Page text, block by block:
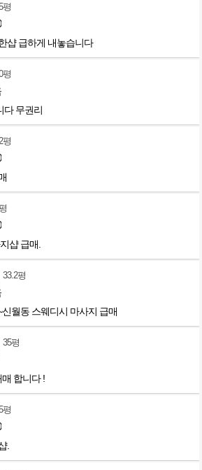
평
샵 급하게 내놓습니다
평
다 무권리
평
샵 급매.
33.2평
월동 스웨디시 마사지 급매
35평
합니다 !
평
.